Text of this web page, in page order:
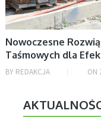
Nowoczesne
Taśmowych dla
BY REDAKCJA ON